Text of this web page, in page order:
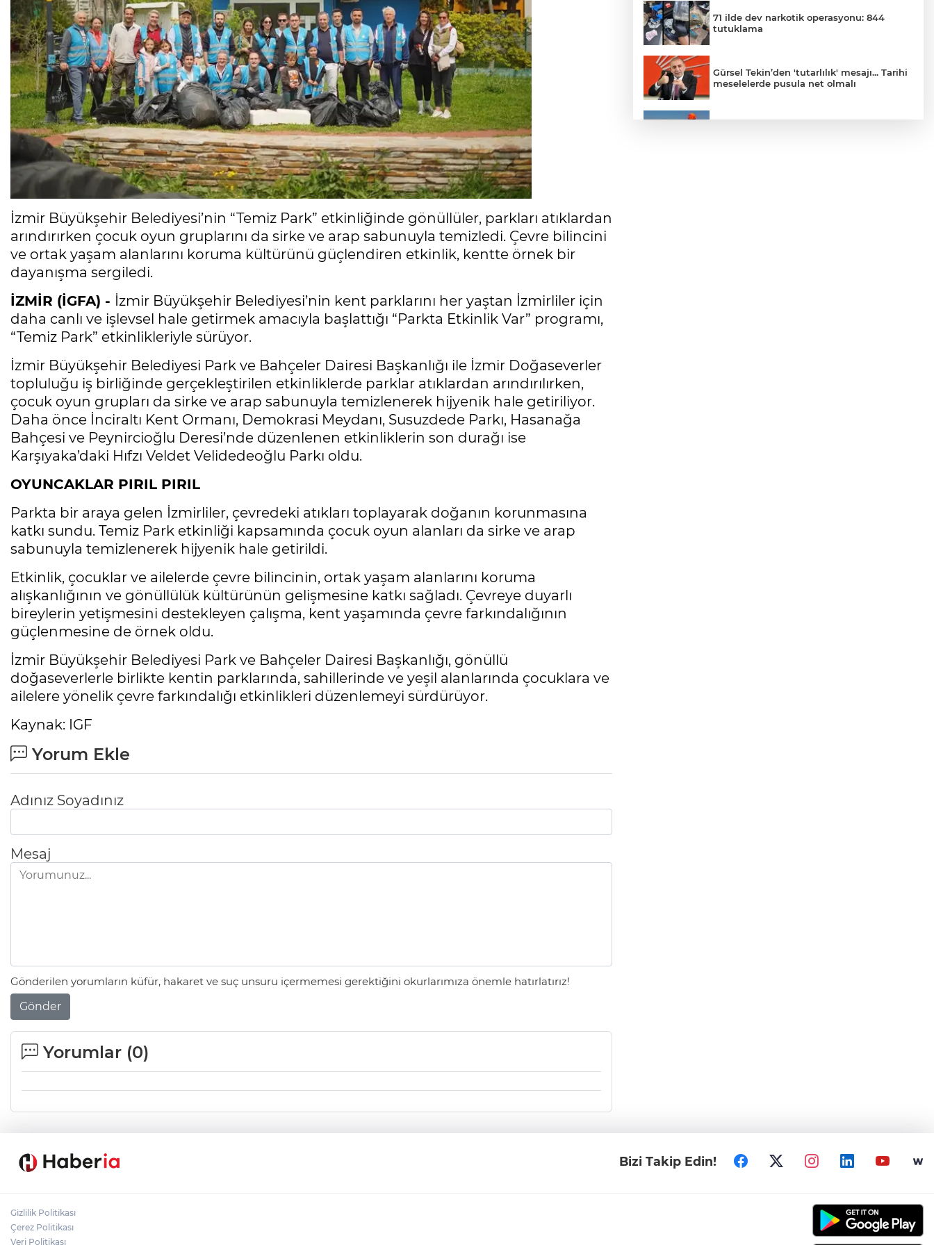
İzmir Büyükşehir Belediyesi’nin “Temiz Park” etkinliğinde gönüllüler, parkları atıklardan
arındırırken çocuk oyun gruplarını da sirke ve arap sabunuyla temizledi. Çevre bilincini
ve ortak yaşam alanlarını koruma kültürünü güçlendiren etkinlik, kentte örnek bir
dayanışma sergiledi.
İZMİR (İGFA) - İzmir Büyükşehir Belediyesi’nin kent parklarını her yaştan İzmirliler için
daha canlı ve işlevsel hale getirmek amacıyla başlattığı “Parkta Etkinlik Var” programı,
“Temiz Park” etkinlikleriyle sürüyor.
İzmir Büyükşehir Belediyesi Park ve Bahçeler Dairesi Başkanlığı ile İzmir Doğaseverler
topluluğu iş birliğinde gerçekleştirilen etkinliklerde parklar atıklardan arındırılırken,
çocuk oyun grupları da sirke ve arap sabunuyla temizlenerek hijyenik hale getiriliyor.
Daha önce İnciraltı Kent Ormanı, Demokrasi Meydanı, Susuzdede Parkı, Hasanağa
Bahçesi ve Peynircioğlu Deresi’nde düzenlenen etkinliklerin son durağı ise
Karşıyaka’daki Hıfzı Veldet Velidedeoğlu Parkı oldu.
OYUNCAKLAR PIRIL PIRIL
Parkta bir araya gelen İzmirliler, çevredeki atıkları toplayarak doğanın korunmasına
katkı sundu. Temiz Park etkinliği kapsamında çocuk oyun alanları da sirke ve arap
sabunuyla temizlenerek hijyenik hale getirildi.
Etkinlik, çocuklar ve ailelerde çevre bilincinin, ortak yaşam alanlarını koruma
alışkanlığının ve gönüllülük kültürünün gelişmesine katkı sağladı. Çevreye duyarlı
bireylerin yetişmesini destekleyen çalışma, kent yaşamında çevre farkındalığının
güçlenmesine de örnek oldu.
İzmir Büyükşehir Belediyesi Park ve Bahçeler Dairesi Başkanlığı, gönüllü
doğaseverlerle birlikte kentin parklarında, sahillerinde ve yeşil alanlarında çocuklara ve
ailelere yönelik çevre farkındalığı etkinlikleri düzenlemeyi sürdürüyor.
Kaynak: IGF
Yorum Ekle
Adınız Soyadınız
Mesaj
Gönderilen yorumların küfür, hakaret ve suç unsuru içermemesi gerektiğini okurlarımıza önemle hatırlatırız!
Gönder
Yorumlar (0)
71 ilde dev narkotik operasyonu: 844
tutuklama
Gürsel Tekin’den 'tutarlılık' mesajı... Tarihi
meselelerde pusula net olmalı
Bizi Takip Edin!
Gizlilik Politikası
Çerez Politikası
Veri Politikası